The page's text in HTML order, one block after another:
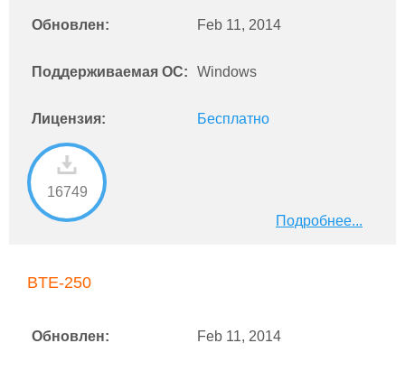
Обновлен: Feb 11, 2014
Поддерживаемая ОС: Windows
Лицензия: Бесплатно
16749
Подробнее...
BTE-250
Обновлен: Feb 11, 2014